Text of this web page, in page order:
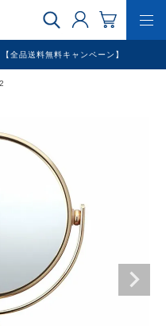
全品送料無料キャンペーン】